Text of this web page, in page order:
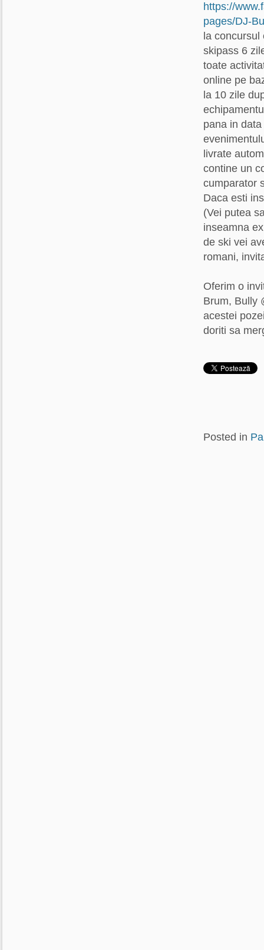
https://
pages/DJ-
la
skipass 6
toate
online pe
la 10 zile
pana in
livrate
contine un
cumparator
Daca esti
(Vei putea
inseamna
de ski vei
romani,
Oferim o
Brum, Bully
acestei
doriti sa
Posted in